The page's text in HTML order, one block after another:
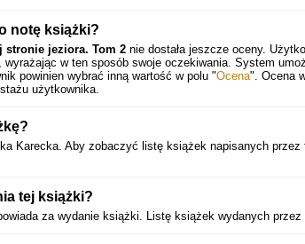
notę książki?
stronie jeziora. Tom 2 nie dostała jeszcze oceny.
wyrażając w ten sposób swoje oczekiwania. System
powinien wybrać inną wartość w polu "Ocena". Ocena
użytkownika.
Karecka. Aby zobaczyć listę książek napisanych
tej książki?
za wydanie książki. Listę książek wydanych